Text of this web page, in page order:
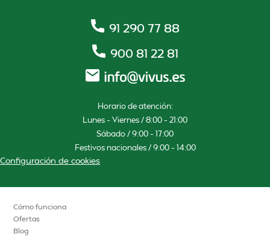
91 290 77 88
900 81 22 81
Horario de atención:
Lunes – Viernes / 8:00 – 21:00
Sábado / 9:00 – 17:00
Festivos nacionales / 9:00 – 14:00
Configuración de cookies
Cómo funciona
Ofertas
Blog